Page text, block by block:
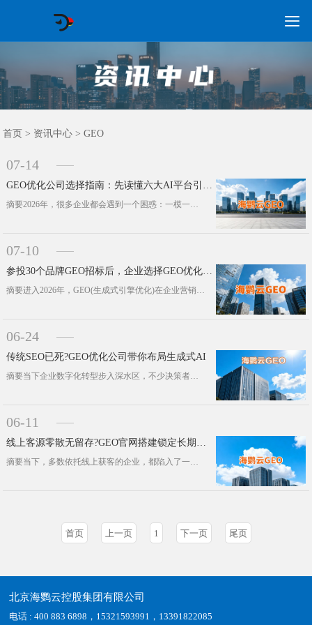

首页
GEO常见问题
GEO优化
海外GEO
网络营销
企业培训
软件开发
政策申报
资讯中心
关于我们
首页 > 资讯中心 >GEO
07-14
GEO优化公司选择指南：先读懂六大AI平台引用逻辑
摘要2026年，很多企业都会遇到一个困惑：一模一样的一篇内容，发到豆包、DeepSeek、Kimi这些主流AI平台，最终的引用···
07-10
参投30个品牌GEO招标后，企业选择GEO优化公司3个关键趋势
摘要进入2026年，GEO(生成式引擎优化)在企业营销预算体系里的权重，发生了实打实的质变。本文通过观察近30个主流品牌的招标···
06-24
传统SEO已死?GEO优化公司带你布局生成式AI
摘要当下企业数字化转型步入深水区，不少决策者对生成式引擎优化(GEO)认知模糊、边界不清。本文立足产业实景，厘清GEO核心概念···
06-11
线上客源零散无留存?GEO官网搭建锁定长期自然流量
摘要当下，多数依托线上获客的企业，都陷入了一个共性困境：线上流量看似无处不在，实则零散涣散，始终无法沉淀为可复用、稳增长的品牌···
首页 上一页 1 下一页 尾页
北京海鹦云控股集团有限公司
电话 : 400 883 6898，15321593991，13391822085